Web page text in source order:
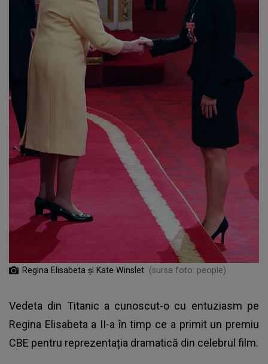
Regina Elisabeta și Kate Winslet (sursa foto: people)
Vedeta din Titanic a cunoscut-o cu entuziasm pe
Regina Elisabeta a II-a în timp ce a primit un premiu
CBE pentru reprezentația dramatică din celebrul film.